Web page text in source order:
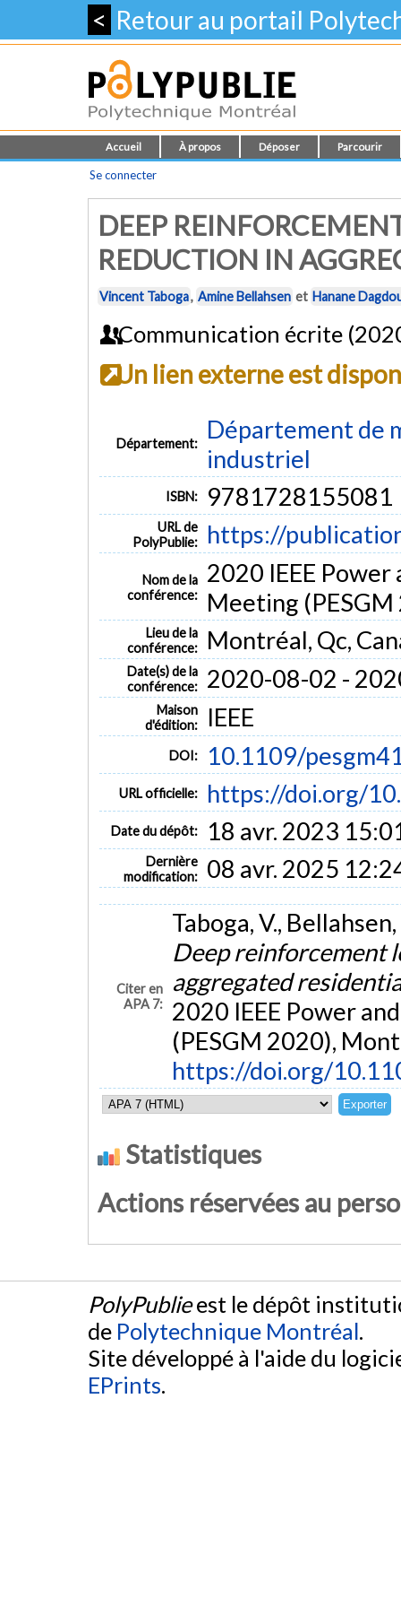
< Retour au portail
Accueil À propos Déposer Parcourir
Se connecter
DEEP
REDUCTION IN
Vincent Taboga, Amine Bellahsen et Hanane
Communication écrite
Un lien externe est
Département:
Département de
industriel
ISBN: 9781728155081
URL de
PolyPublie:
https://
Nom de la
conférence:
2020 IEEE
Meeting
Lieu de la
conférence:
Montréal, Qc,
Date(s) de la
conférence:
2020-08-02 -
Maison
d'édition:
IEEE
DOI: 10.1109/
URL officielle: https://doi.org/
Date du dépôt: 18 avr. 2023
Dernière
modification:
08 avr. 2025
Citer en
APA 7:
Taboga, V.,
Deep reinforcement
aggregated
2020 IEEE Power
(PESGM 2020),
https://doi.org/
Statistiques
Actions réservées au
PolyPublieest le dépôt
de Polytechnique Montréal.
Site développé à l'aide du
EPrints.